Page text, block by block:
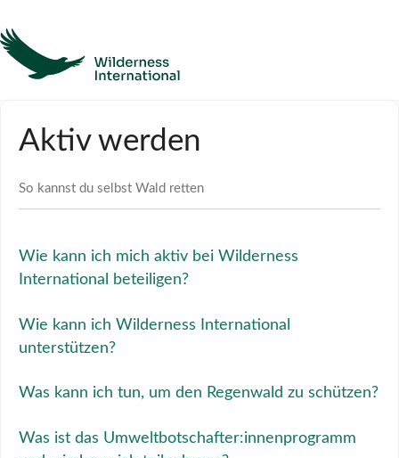
Kontakt
Aktiv werden
So kannst du selbst Wald retten
Wie kann ich mich aktiv bei Wilderness
International beteiligen?
Wie kann ich Wilderness International
unterstützen?
Was kann ich tun, um den Regenwald zu schützen?
Was ist das Umweltbotschafter:innenprogramm